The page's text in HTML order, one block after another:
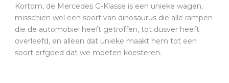
Kortom, de Mercedes G-Klasse is een unieke wagen,
misschien wel een soort van dinosaurus die alle rampen
die de automobiel heeft getroffen, tot dusver heeft
overleefd, en alleen dat unieke maakt hem tot een
soort erfgoed dat we moeten koesteren.